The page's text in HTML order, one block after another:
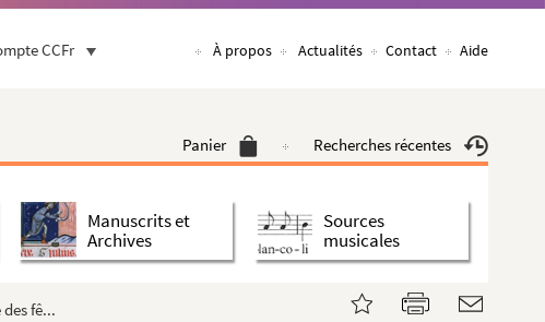
CCFr À propos Actualités Contact Aide
Panier Recherches récentes
Manuscrits et
Archives
Sources
musicales
fê...